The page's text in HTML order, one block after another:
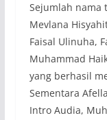
Sejumlah nama
Mevlana
Faisal Ulinuha,
Muhammad
yang berhasil
Sementara
Intro Audia,